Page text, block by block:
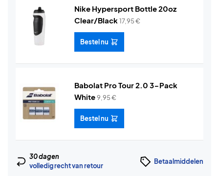
Nike Hypersport Bottle 20oz
Clear/Black17,95€
Bestel nu
Babolat Pro Tour 2.0 3-Pack
White9,95€
Bestel nu
30 dagen
volledig recht van retour
Betaalmiddelen